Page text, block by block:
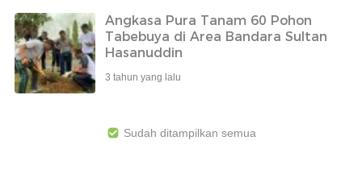
Angkasa Pura Tanam 60 Pohon
Tabebuya di Area Bandara Sultan
Hasanuddin
3 tahun yang lalu
Sudah ditampilkan semua